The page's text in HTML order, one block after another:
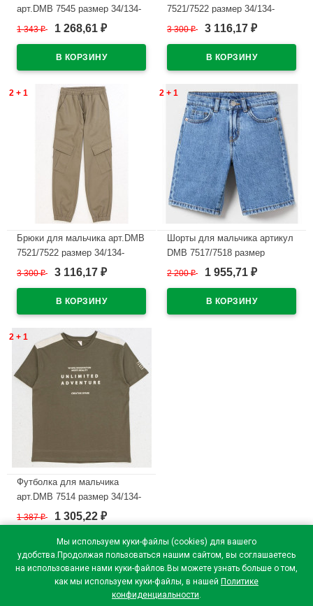
Мы используем куки-файлы (cookies) для вашего
удобства.Продолжая пользоваться нашим сайтом, вы соглашаетесь
на использование нами куки-файлов.Вы можете узнать больше о том,
как мы используем куки-файлы, в нашей Политике
конфиденциальности.
арт.DMB 7545 размер 34/134-
44/164 цвет минт
1 343₽ 1 268,61 ₽
7521/7522 размер 34/134-
44/164 цвет черный
3 300₽ 3 116,17 ₽
2 + 1
Брюки для мальчика арт.DMB
7521/7522 размер 34/134-
44/164 цвет хаки
3 300₽ 3 116,17 ₽
2 + 1
Шорты для мальчика артикул
DMB 7517/7518 размер
34/134-44/164 цвет темно-
2 200₽ 1 955,71 ₽
2 + 1
Футболка для мальчика
арт.DMB 7514 размер 34/134-
44/164 цвет хаки
В наличии
1 387₽ 1 305,22 ₽